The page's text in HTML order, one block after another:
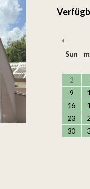
Sun
2
9
16
23
30